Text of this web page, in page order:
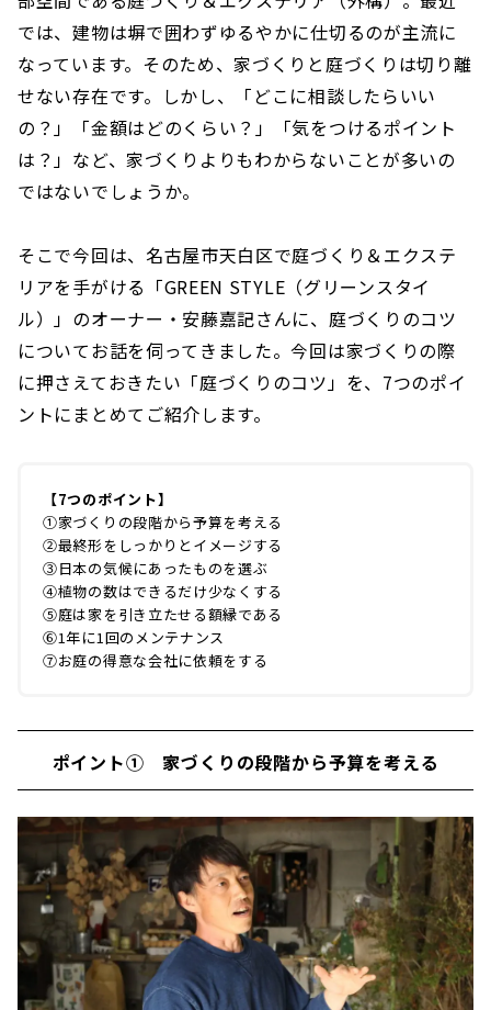
では、建物は塀で囲わずゆるやかに仕切るのが主流に
なっています。そのため、家づくりと庭づくりは切り離
せない存在です。しかし、「どこに相談したらいい
の？」「金額はどのくらい？」「気をつけるポイント
は？」など、家づくりよりもわからないことが多いの
ではないでしょうか。
そこで今回は、名古屋市天白区で庭づくり＆エクステ
リアを手がける「GREEN STYLE（グリーンスタイ
ル）」のオーナー・安藤嘉記さんに、庭づくりのコツ
についてお話を伺ってきました。今回は家づくりの際
に押さえておきたい「庭づくりのコツ」を、7つのポイ
ントにまとめてご紹介します。
【7つのポイント】
①家づくりの段階から予算を考える
②最終形をしっかりとイメージする
③日本の気候にあったものを選ぶ
④植物の数はできるだけ少なくする
⑤庭は家を引き立たせる額縁である
⑥1年に1回のメンテナンス
⑦お庭の得意な会社に依頼をする
ポイント① 家づくりの段階から予算を考える